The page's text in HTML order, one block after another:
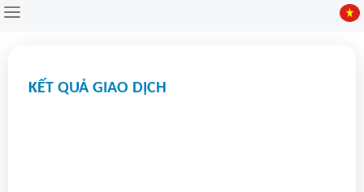
Kinh doanh
KẾT QUẢ GIAO DỊCH